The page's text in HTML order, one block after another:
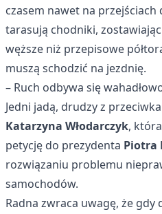
czasem nawet na przejściach
tarasują chodniki,
węższe niż przepisowe
muszą schodzić na jezdnię.
– Ruch odbywa się
Jedni jadą, drudzy z
Katarzyna Włodarczyk,
petycję do prezydenta Piotra
rozwiązaniu problemu
samochodów.
Radna zwraca uwagę, że gdy